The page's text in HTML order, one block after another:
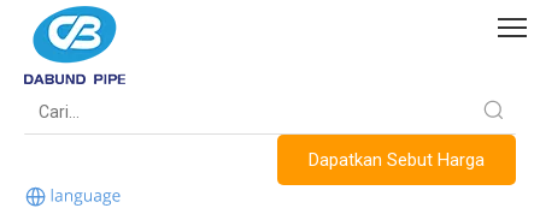
Dapatkan Sebut Harga